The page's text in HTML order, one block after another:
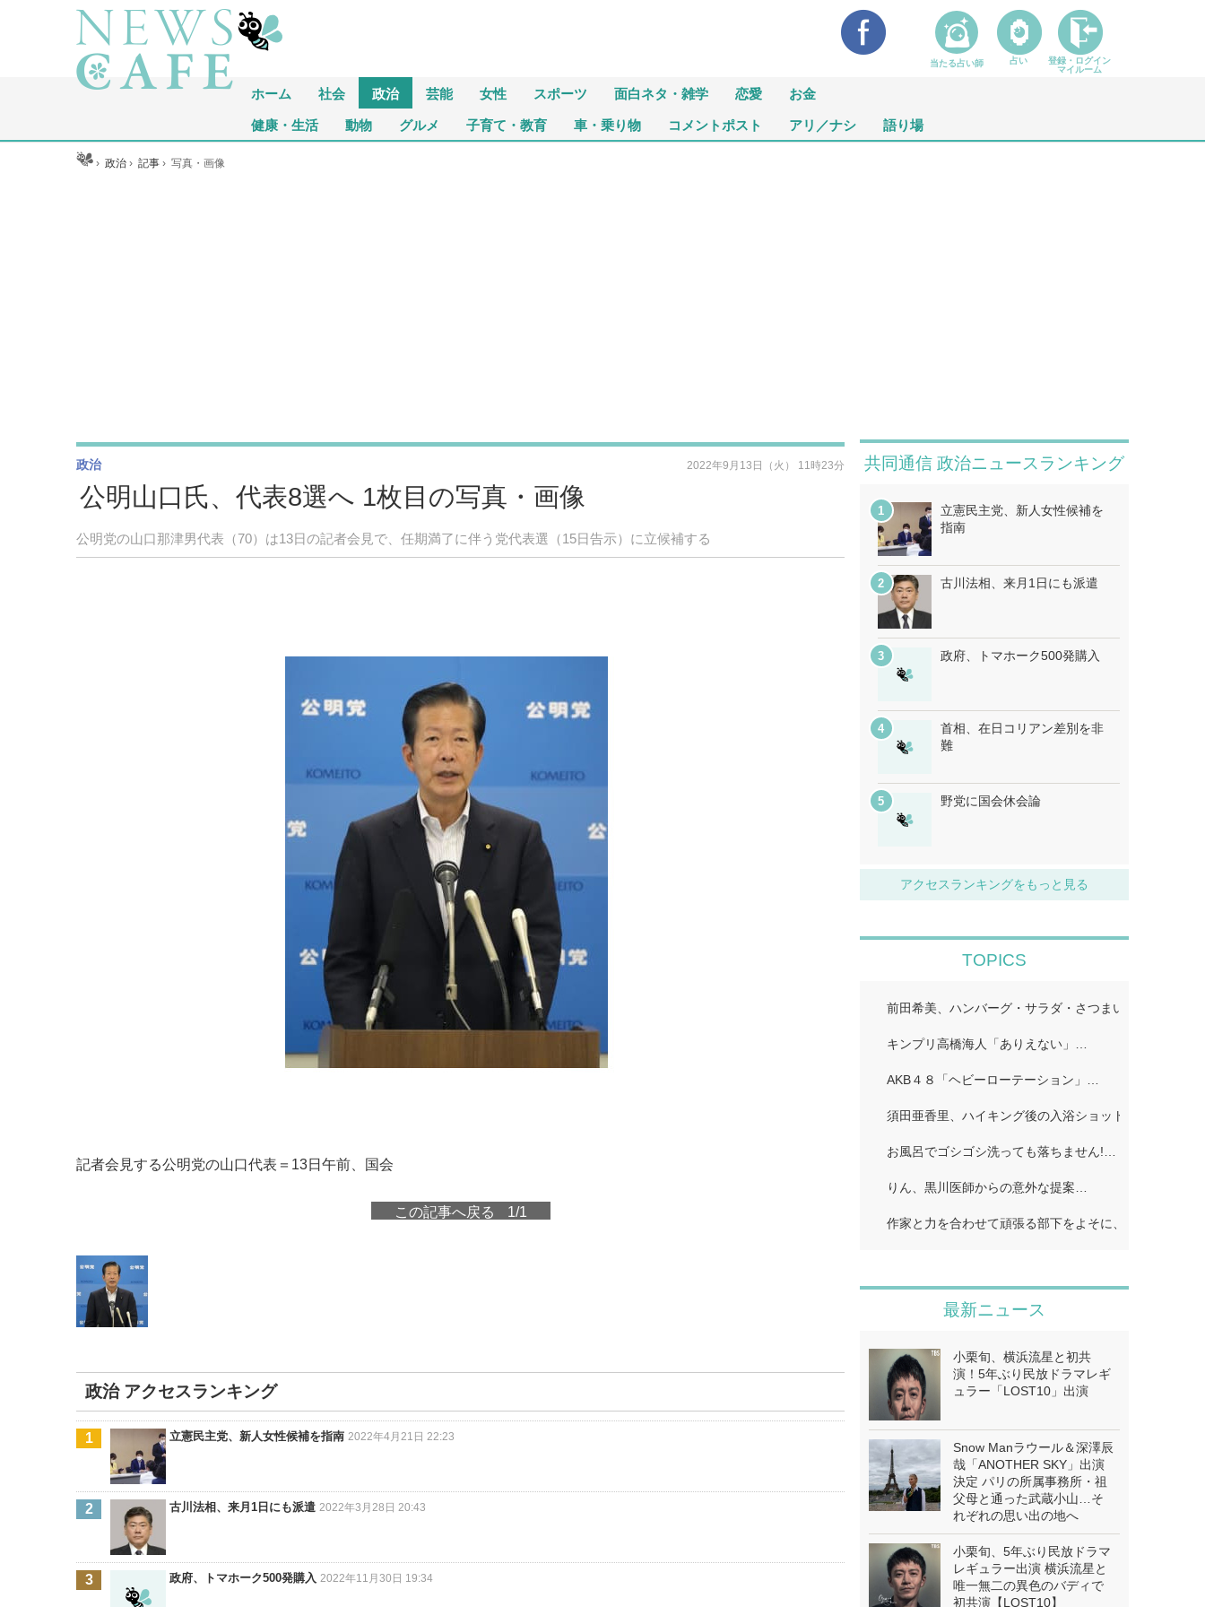
ホーム 社会 政治 芸能 女性 スポーツ 面白ネタ・雑学 恋愛 お金
健康・生活 動物 グルメ 子育て・教育 車・乗り物 コメントポスト アリ／ナシ 語り場
ホーム ›政治 ›記事 ›写真・画像
公明山口氏、代表8選へ 1枚目の写真・画像
公明党の山口那津男代表（70）は13日の記者会見で、任期満了に伴う党代表選（15日告示）に立候補する
政治 2022年9月13日（火） 11時23分
記者会見する公明党の山口代表＝13日午前、国会
この記事へ戻る 1/1
政治 アクセスランキング
立憲民主党、新人女性候補を指南 2022年4月21日 22:23
古川法相、来月1日にも派遣 2022年3月28日 20:43
政府、トマホーク500発購入 2022年11月30日 19:34
共同通信 政治ニュースランキング
立憲民主党、新人女性候補を
指南
古川法相、来月1日にも派遣
政府、トマホーク500発購入
首相、在日コリアン差別を非
難
野党に国会休会論
アクセスランキングをもっと見る
TOPICS
前田希美、ハンバーグ・サラダ・さつまいものカナッ
キンプリ高橋海人「ありえない」…
AKB４８「ヘビーローテーション」…
須田亜香里、ハイキング後の入浴ショット公開「ドキ
お風呂でゴシゴシ洗っても落ちません!…
りん、黒川医師からの意外な提案…
作家と力を合わせて頑張る部下をよそに、上司は陰で
最新ニュース
小栗旬、横浜流星と初共
演！5年ぶり民放ドラマレギ
ュラー「LOST10」出演
Snow Manラウール＆深澤辰
哉「ANOTHER SKY」出演
決定 パリの所属事務所・祖
父母と通った武蔵小山…そ
れぞれの思い出の地へ
小栗旬、5年ぶり民放ドラマ
レギュラー出演 横浜流星と
唯一無二の異色のバディで
初共演【LOST10】
当たる占い師 占い
登録・ログイン
マイルーム